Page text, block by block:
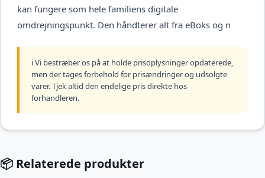
kan fungere som hele familiens digitale
omdrejningspunkt. Den håndterer alt fra eBoks og n
ℹ️ Vi bestræber os på at holde prisoplysninger opdaterede,
men der tages forbehold for prisændringer og udsolgte
varer. Tjek altid den endelige pris direkte hos
forhandleren.
📦 Relaterede produkter